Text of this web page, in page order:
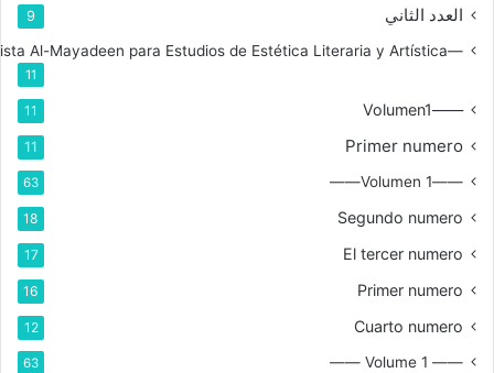
العدد الثاني 9
—Rama de la Revista Al-Mayadeen para Estudios de Estética Literaria y Artística
11
——Volumen1
11
Primer numero
11
——Volumen 1——
63
Segundo numero
18
El tercer numero
17
Primer numero
16
Cuarto numero
12
—— Volume 1 ——
63